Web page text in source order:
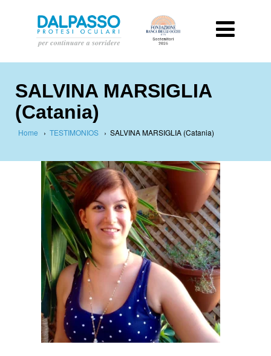
SALVINA MARSIGLIA
(Catania)
Home › TESTIMONIOS › SALVINA MARSIGLIA (Catania)